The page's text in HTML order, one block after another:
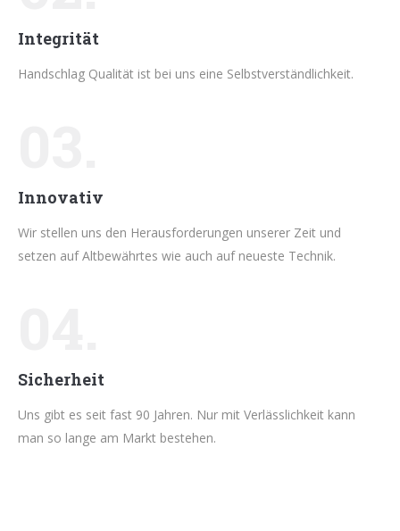
Integrität
Handschlag Qualität ist bei uns eine Selbstverständlichkeit.
Innovativ
Wir stellen uns den Herausforderungen unserer Zeit und
setzen auf Altbewährtes wie auch auf neueste Technik.
Sicherheit
Uns gibt es seit fast 90 Jahren. Nur mit Verlässlichkeit kann
man so lange am Markt bestehen.